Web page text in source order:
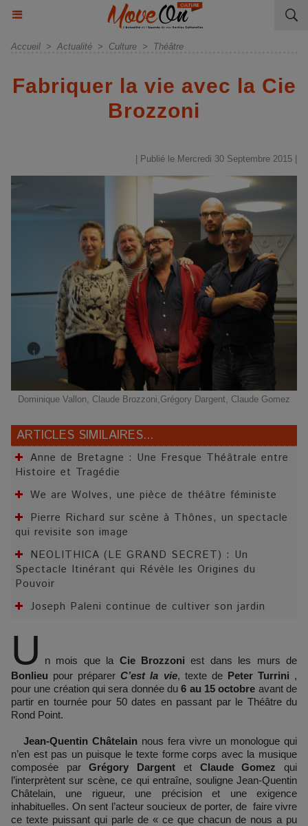
Accueil > Actualité > Culture > Théâtre
Fabriquer la vie avec la Cie
Brozzoni
| Publié le Mercredi 30 Septembre 2015 |
Dominique Vallon, Claude Brozzoni,Grégory Dargent, Claude Gomez
ARTICLES SIMILAIRES...
Anne de Bretagne : Une Fresque Théâtrale entre
Histoire et Tragédie
We are Wolves, une pièce de théâtre féministe
Pierre Richard sur scène à Thônes, un spectacle
qui revisite son image
NEOLITHICA (LE GRAND SECRET) : Un
Spectacle Itinérant qui Révèle les Origines du
Pouvoir
Joseph Paleni continue de cultiver son jardin
U n mois que la Cie Brozzoni est dans les murs de
Bonlieu pour préparerC’est la vie, texte de Peter Turrini ,
pour une création qui sera donnée du6 au 15 octobre avant de
partir en tournée pour 50 dates en passant par le Théâtre du
Rond Point.
Jean-Quentin Châtelain nous fera vivre un monologue qui
n’en est pas un puisque le texte forme corps avec la musique
composée parGrégory Dargent et Claude Gomez qui
l’interprètent sur scène, ce qui entraîne, souligne Jean-Quentin
Châtelain, une rigueur, une précision et une exigence
inhabituelles. On sent l’acteur soucieux de porter, de faire vivre
ce texte puissant qui parle de « ce que chacun de nous a pu